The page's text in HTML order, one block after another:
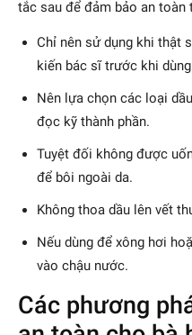
tắc sau để đảm bảo an toàn
Chỉ nên sử dụng khi thật
kiến bác sĩ trước khi
Nên lựa chọn các loại
đọc kỹ thành phần.
Tuyệt đối không được
để bôi ngoài da.
Không thoa dầu lên vết
Nếu dùng để xông hơi
vào chậu nước.
Các phương